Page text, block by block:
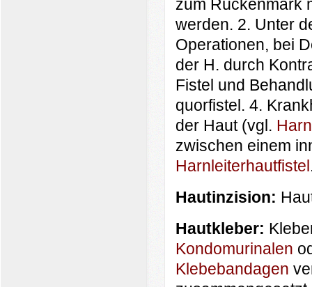
zum Rückenmark
werden. 2. Unter
Operationen, bei
der H. durch
Fistel und
quor­fistel. 4.
der Haut (vgl.
zwischen einem
Harnleiterhautfistel
Hautinzision:
Hautkleber:
Kondomurinalen
Klebebandagen